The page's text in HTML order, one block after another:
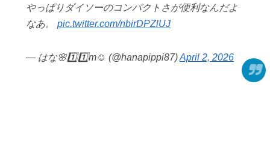
やっぱりダイソーのコンパクトさが便利なんだよ
なあ。 pic.twitter.com/nbirDPZlUJ
— はな🌸1️⃣1️⃣m☺︎ (@hanapippi87)April 2, 2026